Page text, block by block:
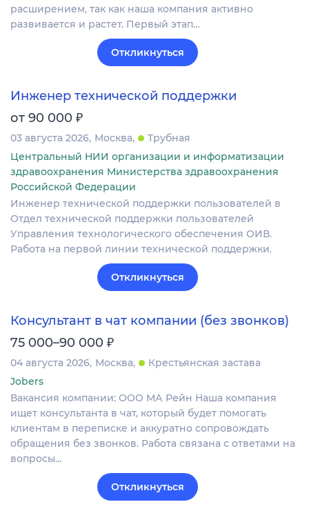
расширением, так как наша компания активно
развивается и растет. Первый этап…
Откликнуться
Инженер технической поддержки
от 90 000 ₽
03 августа 2026 Москва
Трубная
Центральный НИИ организации и информатизации
здравоохранения Министерства здравоохранения
Российской Федерации
Инженер технической поддержки пользователей в
Отдел технической поддержки пользователей
Управления технологического обеспечения ОИВ.
Работа на первой линии технической поддержки.
Откликнуться
Консультант в чат компании (без звонков)
75 000–90 000 ₽
04 августа 2026 Москва
Крестьянская застава
Jobers
Вакансия компании: ООО МА Рейн Наша компания
ищет консультанта в чат, который будет помогать
клиентам в переписке и аккуратно сопровождать
обращения без звонков. Работа связана с ответами на
вопросы…
Откликнуться